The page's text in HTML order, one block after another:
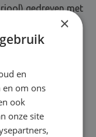
gedreven met
als het vocht
bedekken we de
×
en
en om ons
ook
onze site